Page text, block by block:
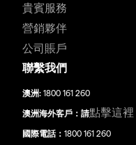
貴賓服務
營銷夥伴
公司賬戶
聯繫我們
澳洲: 1800 161 260
澳洲海外客戶：請點擊這裡
國際電話： 1800 161 260